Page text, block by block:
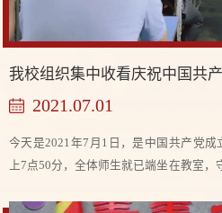
2021.07.01
今天是2021年7月1日，是中国共产党成
上7点50分，全体师生就已端坐在教室，